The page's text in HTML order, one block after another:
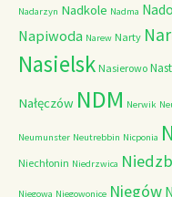
Nadarzyn Nadkole Nadma
Napiwoda Narew Narty
Nasielsk Nasierowo
Nałęczów NDM Nerwik
Neumunster Neutrebbin Nicponia
Niechłonin Niedrzwica
Niegowa Niegowonice Niegów